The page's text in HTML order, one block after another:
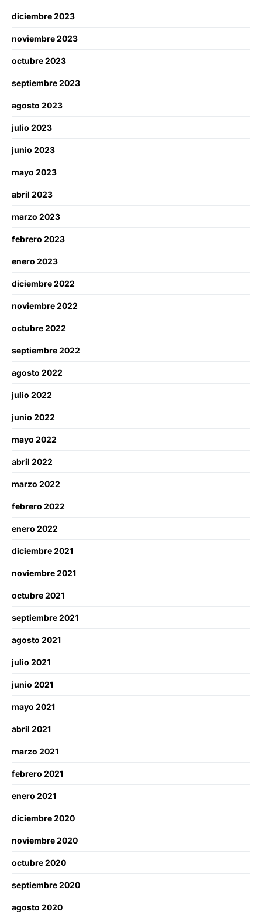
diciembre 2023
noviembre 2023
octubre 2023
septiembre 2023
agosto 2023
julio 2023
junio 2023
mayo 2023
abril 2023
marzo 2023
febrero 2023
enero 2023
diciembre 2022
noviembre 2022
octubre 2022
septiembre 2022
agosto 2022
julio 2022
junio 2022
mayo 2022
abril 2022
marzo 2022
febrero 2022
enero 2022
diciembre 2021
noviembre 2021
octubre 2021
septiembre 2021
agosto 2021
julio 2021
junio 2021
mayo 2021
abril 2021
marzo 2021
febrero 2021
enero 2021
diciembre 2020
noviembre 2020
octubre 2020
septiembre 2020
agosto 2020